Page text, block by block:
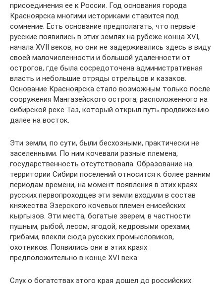
присоединения ее к России. Год основания города
Красноярска многими историками ставится под
сомнение. Есть основание предполагать, что первые
русские появились в этих землях на рубеже конца XVI,
начала XVII веков, но они не задерживались здесь в виду
своей малочисленности и большой удаленности от
острогов, где была сосредоточена административная
власть и небольшие отряды стрельцов и казаков.
Основание Красноярска стало возможным только после
сооружения Мангазейского острога, расположенного на
сибирской реке Таз, который открыл путь продвижению
далее на восток.
Эти земли, по сути, были бесхозными, практически не
заселенными. По ним кочевали разные племена,
государственность отсутствовала. Образование на
территории Сибири поселений относится к более ранним
периодам времени, на момент появления в этих краях
русских первопроходцев эти земли входили в состав
княжества Эзерского кочевых племен енисейских
кыргызов. Эти места, богатые зверем, в частности
пушным, рыбой, лесом, ягодой, кедровыми орехами,
грибами, влекли сюда русских промысловиков,
охотников. Появились они в этих краях
предположительно в конце XVI века.
Слух о богатствах этого края дошел до российских